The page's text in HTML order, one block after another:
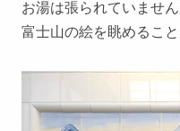
お湯は張られていませ
富士山の絵を眺めること